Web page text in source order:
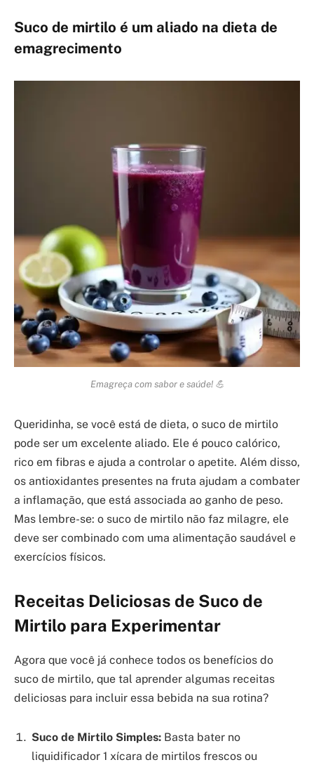
Suco de mirtilo é um aliado na dieta de
emagrecimento
Emagreça com sabor e saúde! 💪
Queridinha, se você está de dieta, o suco de mirtilo
pode ser um excelente aliado. Ele é pouco calórico,
rico em fibras e ajuda a controlar o apetite. Além disso,
os antioxidantes presentes na fruta ajudam a combater
a inflamação, que está associada ao ganho de peso.
Mas lembre-se: o suco de mirtilo não faz milagre, ele
deve ser combinado com uma alimentação saudável e
exercícios físicos.
Receitas Deliciosas de Suco de
Mirtilo para Experimentar
Agora que você já conhece todos os benefícios do
suco de mirtilo, que tal aprender algumas receitas
deliciosas para incluir essa bebida na sua rotina?
Suco de Mirtilo Simples: Basta bater no
liquidificador 1 xícara de mirtilos frescos ou